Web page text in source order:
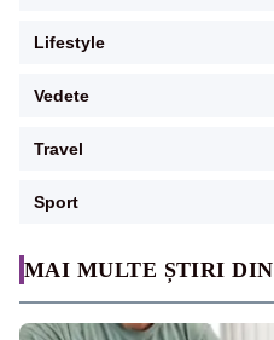
MAI MULTE ȘTIRI DIN
Lifestyle
Vedete
Travel
Sport